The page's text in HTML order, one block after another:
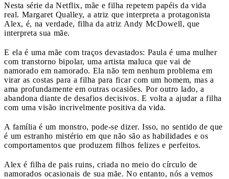
Nesta série da Netflix, mãe e filha repetem papéis da vida
real. Margaret Qualley, a atriz que interpreta a protagonista
Alex, é, na verdade, filha da atriz Andy McDowell, que
interpreta sua mãe.
E ela é uma mãe com traços devastados: Paula é uma mulher
com transtorno bipolar, uma artista maluca que vai de
namorado em namorado. Ela não tem nenhum problema em
virar as costas para a filha para ficar com um homem, mas a
ama profundamente em outras ocasiões. Por outro lado, a
abandona diante de desafios decisivos. E volta a ajudar a filha
com uma visão incrivelmente positiva da vida.
A família é um monstro, pode-se dizer. Isso, no sentido de que
é um estranho mistério em que não são as habilidades e os
comportamentos que produzem filhos felizes e perfeitos.
Alex é filha de pais ruins, criada no meio do círculo de
namorados ocasionais de sua mãe. No entanto, nós a vemos